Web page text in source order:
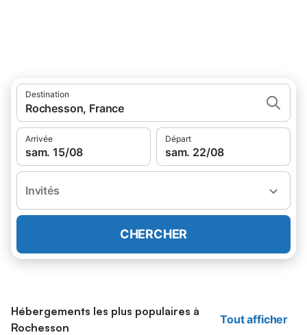
Destination
Rochesson, France
Arrivée
sam. 15/08
Départ
sam. 22/08
Invités
CHERCHER
Hébergements les plus populaires à
Rochesson
Tout afficher